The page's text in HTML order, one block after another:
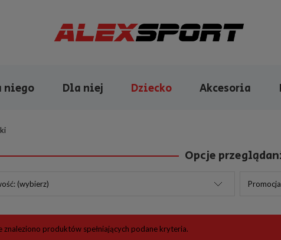
niego Dla niej Dziecko Akcesoria
Opcje
(wybierz)
znaleziono produktów spełniających podane kryteria.